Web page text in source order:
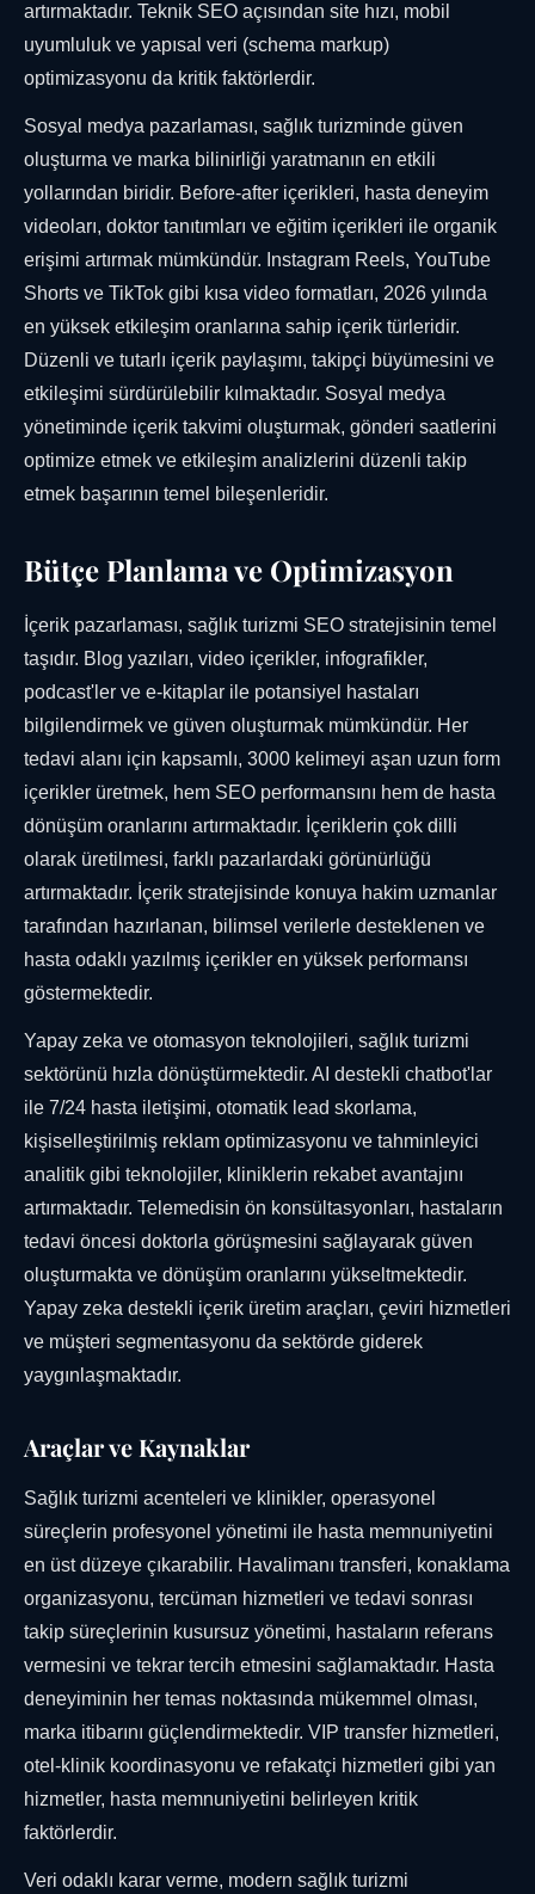
artırmaktadır. Teknik SEO açısından site hızı, mobil
uyumluluk ve yapısal veri (schema markup)
optimizasyonu da kritik faktörlerdir.
Sosyal medya pazarlaması, sağlık turizminde güven
oluşturma ve marka bilinirliği yaratmanın en etkili
yollarından biridir. Before-after içerikleri, hasta deneyim
videoları, doktor tanıtımları ve eğitim içerikleri ile organik
erişimi artırmak mümkündür. Instagram Reels, YouTube
Shorts ve TikTok gibi kısa video formatları, 2026 yılında
en yüksek etkileşim oranlarına sahip içerik türleridir.
Düzenli ve tutarlı içerik paylaşımı, takipçi büyümesini ve
etkileşimi sürdürülebilir kılmaktadır. Sosyal medya
yönetiminde içerik takvimi oluşturmak, gönderi saatlerini
optimize etmek ve etkileşim analizlerini düzenli takip
etmek başarının temel bileşenleridir.
Bütçe Planlama ve Optimizasyon
İçerik pazarlaması, sağlık turizmi SEO stratejisinin temel
taşıdır. Blog yazıları, video içerikler, infografikler,
podcast'ler ve e-kitaplar ile potansiyel hastaları
bilgilendirmek ve güven oluşturmak mümkündür. Her
tedavi alanı için kapsamlı, 3000 kelimeyi aşan uzun form
içerikler üretmek, hem SEO performansını hem de hasta
dönüşüm oranlarını artırmaktadır. İçeriklerin çok dilli
olarak üretilmesi, farklı pazarlardaki görünürlüğü
artırmaktadır. İçerik stratejisinde konuya hakim uzmanlar
tarafından hazırlanan, bilimsel verilerle desteklenen ve
hasta odaklı yazılmış içerikler en yüksek performansı
göstermektedir.
Yapay zeka ve otomasyon teknolojileri, sağlık turizmi
sektörünü hızla dönüştürmektedir. AI destekli chatbot'lar
ile 7/24 hasta iletişimi, otomatik lead skorlama,
kişiselleştirilmiş reklam optimizasyonu ve tahminleyici
analitik gibi teknolojiler, kliniklerin rekabet avantajını
artırmaktadır. Telemedisin ön konsültasyonları, hastaların
tedavi öncesi doktorla görüşmesini sağlayarak güven
oluşturmakta ve dönüşüm oranlarını yükseltmektedir.
Yapay zeka destekli içerik üretim araçları, çeviri hizmetleri
ve müşteri segmentasyonu da sektörde giderek
yaygınlaşmaktadır.
Araçlar ve Kaynaklar
Sağlık turizmi acenteleri ve klinikler, operasyonel
süreçlerin profesyonel yönetimi ile hasta memnuniyetini
en üst düzeye çıkarabilir. Havalimanı transferi, konaklama
organizasyonu, tercüman hizmetleri ve tedavi sonrası
takip süreçlerinin kusursuz yönetimi, hastaların referans
vermesini ve tekrar tercih etmesini sağlamaktadır. Hasta
deneyiminin her temas noktasında mükemmel olması,
marka itibarını güçlendirmektedir. VIP transfer hizmetleri,
otel-klinik koordinasyonu ve refakatçi hizmetleri gibi yan
hizmetler, hasta memnuniyetini belirleyen kritik
faktörlerdir.
Veri odaklı karar verme, modern sağlık turizmi